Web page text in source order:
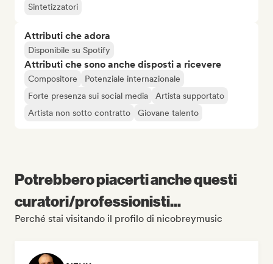
Sintetizzatori
Attributi che adora
Disponibile su Spotify
Attributi che sono anche disposti a ricevere
Compositore
Potenziale internazionale
Forte presenza sui social media
Artista supportato
Artista non sotto contratto
Giovane talento
Potrebbero piacerti anche questi
curatori/professionisti...
Perché stai visitando il profilo di nicobreymusic